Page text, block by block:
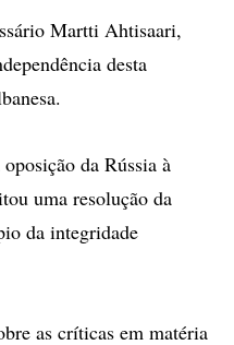
Martti Ahtisaari,
desta
da Rússia à
uma resolução da
da integridade
as críticas em matéria